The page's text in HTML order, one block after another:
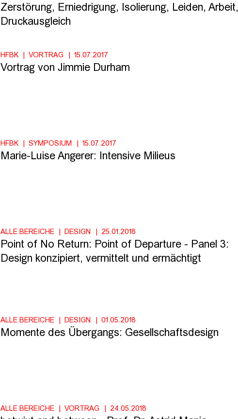
Zerstörung, Erniedrigung, Isolierung, Leiden, Arbeit,
Druckausgleich
HFBK VORTRAG 15.07.2017
Vortrag von Jimmie Durham
HFBK SYMPOSIUM 15.07.2017
Marie-Luise Angerer: Intensive Milieus
ALLE BEREICHE DESIGN 25.01.2018
Point of No Return: Point of Departure - Panel 3:
Design konzipiert, vermittelt und ermächtigt
ALLE BEREICHE DESIGN 01.05.2018
Momente des Übergangs: Gesellschaftsdesign
ALLE BEREICHE VORTRAG 24.05.2018